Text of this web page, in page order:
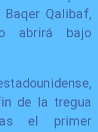
Baqer Qalibaf,
abrirá bajo
de la tregua
el primer